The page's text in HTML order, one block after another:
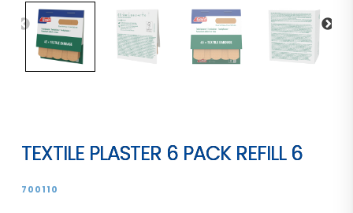
TEXTILE PLASTER 6 PACK REFILL 6
700110